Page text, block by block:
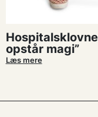
opstår magi”
Læs mere